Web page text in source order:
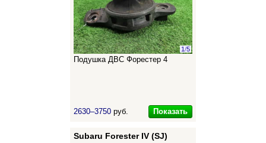
1/5
Подушка ДВС Форестер 4
2630–3750 руб. Показать
Subaru Forester IV (SJ)